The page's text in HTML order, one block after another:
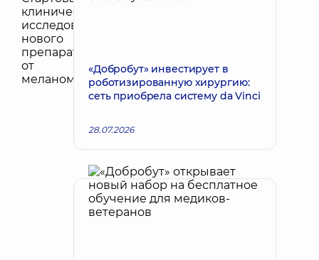
«Добробут» инвестирует в
роботизированную хирургию:
сеть приобрела систему da Vinci
28.07.2026